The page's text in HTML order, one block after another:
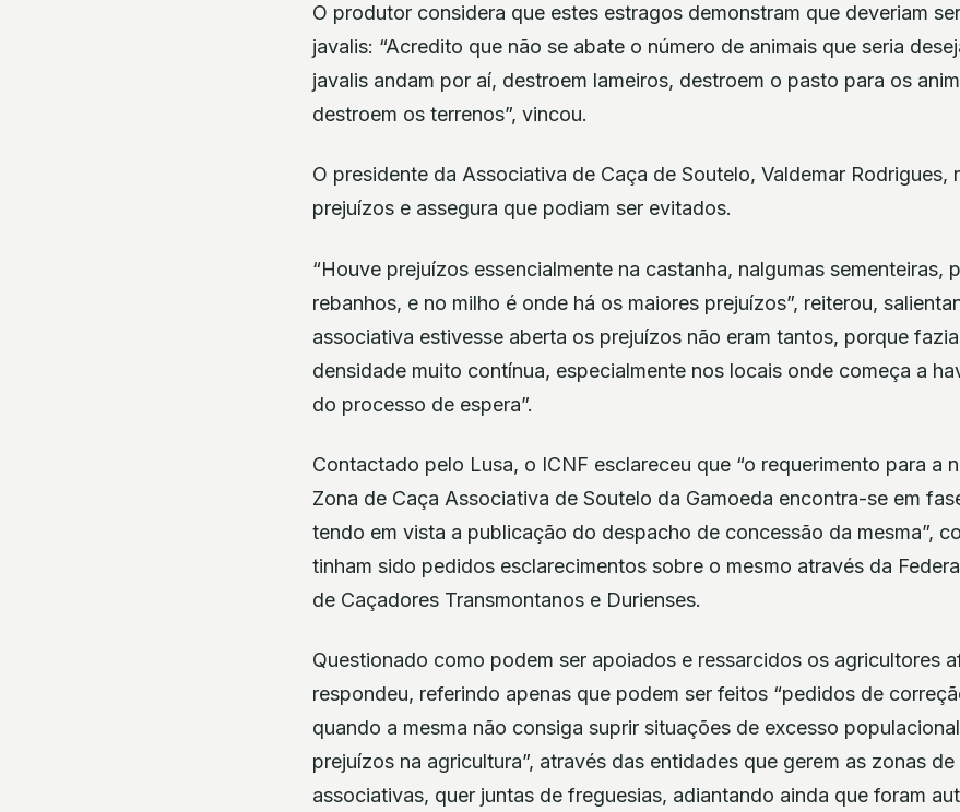
O produtor considera que estes estragos demonstram que deveriam
javalis: “Acredito que não se abate o número de animais que seria
javalis andam por aí, destroem lameiros, destroem o pasto para os
destroem os terrenos”, vincou.
O presidente da Associativa de Caça de Soutelo, Valdemar Rodrigues,
prejuízos e assegura que podiam ser evitados.
“Houve prejuízos essencialmente na castanha, nalgumas sementeiras,
rebanhos, e no milho é onde há os maiores prejuízos”, reiterou,
associativa estivesse aberta os prejuízos não eram tantos, porque
densidade muito contínua, especialmente nos locais onde começa a
do processo de espera”.
Contactado pelo Lusa, o ICNF esclareceu que “o requerimento para a
Zona de Caça Associativa de Soutelo da Gamoeda encontra-se em
tendo em vista a publicação do despacho de concessão da mesma”,
tinham sido pedidos esclarecimentos sobre o mesmo através da
de Caçadores Transmontanos e Durienses.
Questionado como podem ser apoiados e ressarcidos os agricultores
respondeu, referindo apenas que podem ser feitos “pedidos de
quando a mesma não consiga suprir situações de excesso
prejuízos na agricultura”, através das entidades que gerem as zonas
associativas, quer juntas de freguesias, adiantando ainda que foram